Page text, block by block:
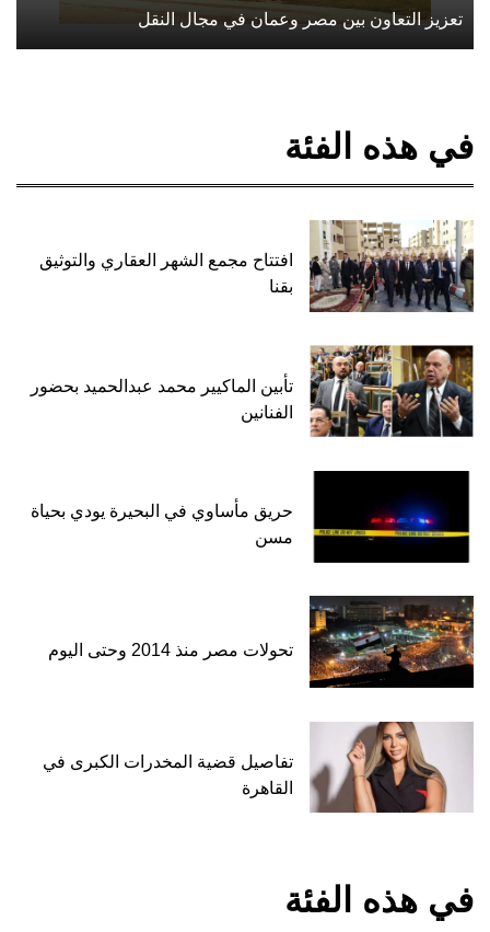
تعزيز التعاون بين مصر وعمان في مجال النقل
في هذه الفئة
افتتاح مجمع الشهر العقاري والتوثيق
بقنا
تأبين الماكيير محمد عبدالحميد بحضور
الفنانين
حريق مأساوي في البحيرة يودي بحياة
مسن
تحولات مصر منذ 2014 وحتى اليوم
تفاصيل قضية المخدرات الكبرى في
القاهرة
في هذه الفئة